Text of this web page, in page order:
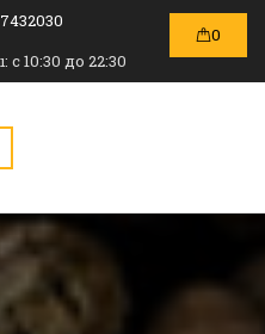
10:30 до 22:30
0